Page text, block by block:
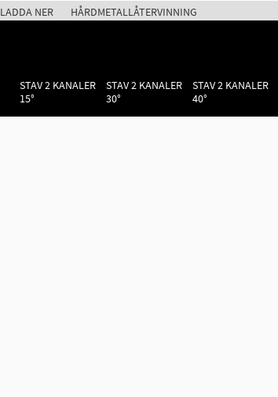
LADDA NER HÅRDMETALLÅTERVINNING
STAV 2 KANALER
15°
STAV 2 KANALER
30°
STAV 2 KANALER
40°